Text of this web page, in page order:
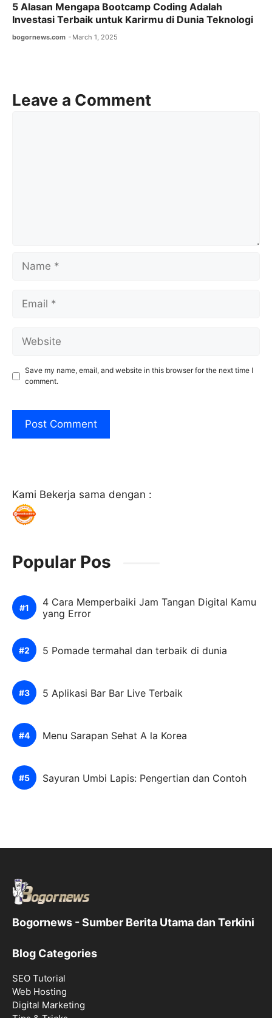
5 Alasan Mengapa Bootcamp Coding Adalah
Investasi Terbaik untuk Karirmu di Dunia Teknologi
bogornews.com March 1, 2025
Leave a Comment
Name
Email
Website
Save my name, email, and website in this browser for the next time I
comment.
Kami Bekerja sama dengan :
Popular Pos
4 Cara Memperbaiki Jam Tangan Digital Kamu
yang Error
5 Pomade termahal dan terbaik di dunia
5 Aplikasi Bar Bar Live Terbaik
Menu Sarapan Sehat A la Korea
Sayuran Umbi Lapis: Pengertian dan Contoh
Bogornews - Sumber Berita Utama dan Terkini
Blog Categories
SEO Tutorial
Web Hosting
Digital Marketing